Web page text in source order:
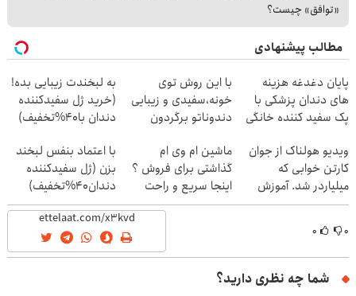
«توافق» چیست؟
مطالب پیشنهادی
پایان دغدغه هزینه
های دندان پزشکی با
پک سفید کننده خانگی
با این روش توی
خونه،سفیدی و زیبایی
دندوناتو برگردون
به لبخندت زیبایی بده!
(خرید ژل سفیدکننده
دندان با40%تخفیف)
ویدیو هولناک از جوان
کارتن خوابی که
میلیاردر شد. آموزش
رایگان
ماشین ام وی ام
گذاشتی برای فروش ؟
اینجا سریع و راحت
بفروش
با اعتماد بنفس لبخند
بزن (ژل سفیدکننده
دندان40%تخفیف)
۰ ۰
شما چه نظری دارید؟